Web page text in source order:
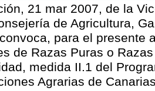
21 mar 2007, de la
de Agricultura,
para el presente
de Razas Puras o
medida II.1 del
Agrarias de